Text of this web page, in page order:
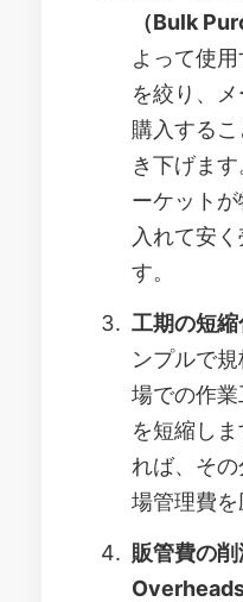
（Bulk
よって使
を絞り、
購入する
き下げま
ーケット
入れて安
す。
工期の短
ンプルで
場での作
を短縮し
れば、そ
場管理費を
販管費の